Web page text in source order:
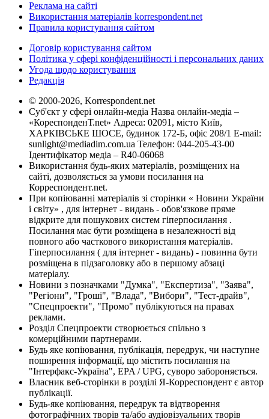
Реклама на сайті
Використання матеріалів korrespondent.net
Правила користування сайтом
Договір користування сайтом
Політика у сфері конфіденційності і персональних даних
Угода щодо користування
Редакція
© 2000-2026, Korrespondent.net
Суб'єкт у сфері онлайн-медіа Назва онлайн-медіа –
«КореспонденТ.net» Адреса: 02091, місто Київ,
ХАРКІВСЬКЕ ШОСЕ, будинок 172-Б, офіс 208/1 E-mail:
sunlight@mediadim.com.ua Телефон: 044-205-43-00
Ідентифікатор медіа – R40-06068
Використання будь-яких матеріалів, розміщених на
сайті, дозволяється за умови посилання на
Корреспондент.net.
При копіюванні матеріалів зі сторінки « Новини України
і світу» , для інтернет - видань - обов'язкове пряме
відкрите для пошукових систем гіперпосилання .
Посилання має бути розміщена в незалежності від
повного або часткового використання матеріалів.
Гіперпосилання ( для інтернет - видань) - повинна бути
розміщена в підзаголовку або в першому абзаці
матеріалу.
Новини з позначками "Думка", "Експертиза", "Заява",
"Регіони", "Гроші", "Влада", "Вибори", "Тест-драйв",
"Спецпроекти", "Промо" публікуються на правах
реклами.
Розділ Спецпроекти створюється спільно з
комерційними партнерами.
Будь яке копіювання, публікація, передрук, чи наступне
поширення інформації, що містить посилання на
"Інтерфакс-Україна", EPA / UPG, суворо забороняється.
Власник веб-сторінки в розділі Я-Корреспондент є автор
публікації.
Будь-яке копіювання, передрук та відтворення
фотографічних творів та/або аудіовізуальних творів